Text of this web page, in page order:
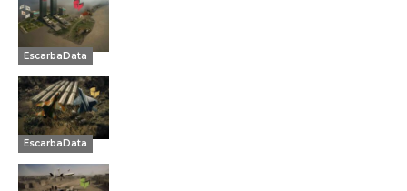
EscarbaData
EscarbaData